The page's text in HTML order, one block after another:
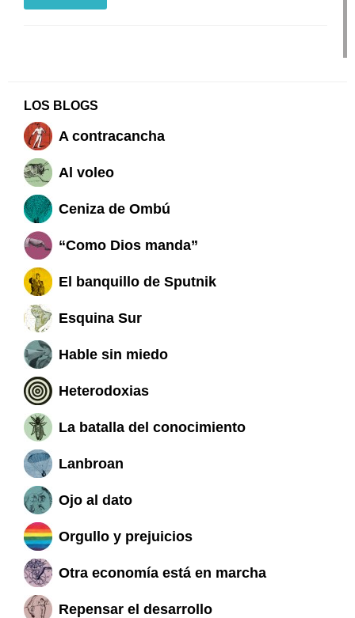
LOS BLOGS
A contracancha
Al voleo
Ceniza de Ombú
“Como Dios manda”
El banquillo de Sputnik
Esquina Sur
Hable sin miedo
Heterodoxias
La batalla del conocimiento
Lanbroan
Ojo al dato
Orgullo y prejuicios
Otra economía está en marcha
Repensar el desarrollo